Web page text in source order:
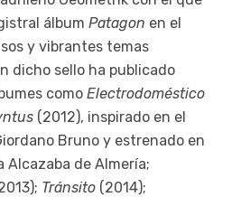
álbum Patagon en el
y vibrantes temas
dicho sello ha publicado
como Electrodoméstico
(2012), inspirado en el
Bruno y estrenado en
Alcazaba de Almería;
Tránsito (2014);